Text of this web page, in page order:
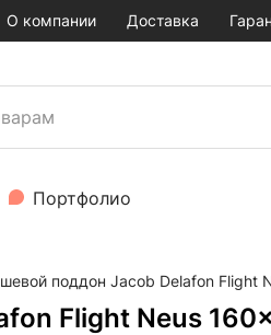
О компании Доставка
Портфолио
поддон Jacob Delafon Flight
Flight Neus